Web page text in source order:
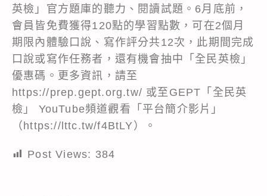
英檢」官方題庫的聽力、閱讀試題。6月底前，
會員皆免費獲得120點的學習點數，可在2個月
期限內體驗口說、寫作評分共12次，此期間完成
口說或寫作任務者，還有機會抽中「全民英檢」
優惠碼。更多資訊，請至
https://prep.gept.org.tw/ 或至GEPT「全民英
檢」 YouTube頻道觀看「平台簡介影片」
（https://lttc.tw/f4BtLY）。
Post Views: 384